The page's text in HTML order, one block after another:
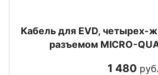
Кабель для EVD, четырех-
разъемом MICRO-
1 480 руб.